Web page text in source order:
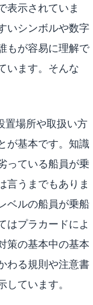
表示されていま
いシンボルや数字
もが容易に理解で
います。そんな
置場所や取扱い方
が基本です。知識
っている船員が乗
言うまでもありま
ベルの船員が乗船
はプラカードによ
策の基本中の基本
わる規則や注意書
ています。